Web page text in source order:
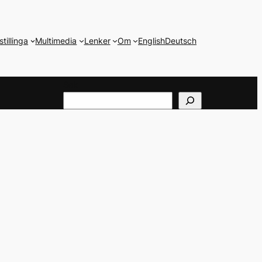
Multimedia Lenker Om EnglishDeutsch